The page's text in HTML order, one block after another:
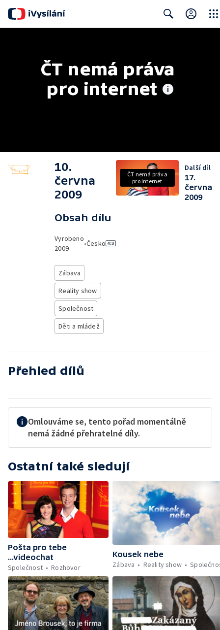
ČT nemá práva
pro internet
10.
června
2009
Obsah dílu
Vyrobeno
2009
•Česko
Zábava
Reality show
Společnost
Děti a mládež
ČT nemá práva
pro internet
Další díl
17.
června
2009
Přehled dílů
Omlouváme se, tento pořad momentálně
nemá žádné přehratelné díly.
Ostatní také sledují
Pošta pro tebe
...videochat
Společnost
Rozhovor
Kousek nebe
Zábava
Reality show